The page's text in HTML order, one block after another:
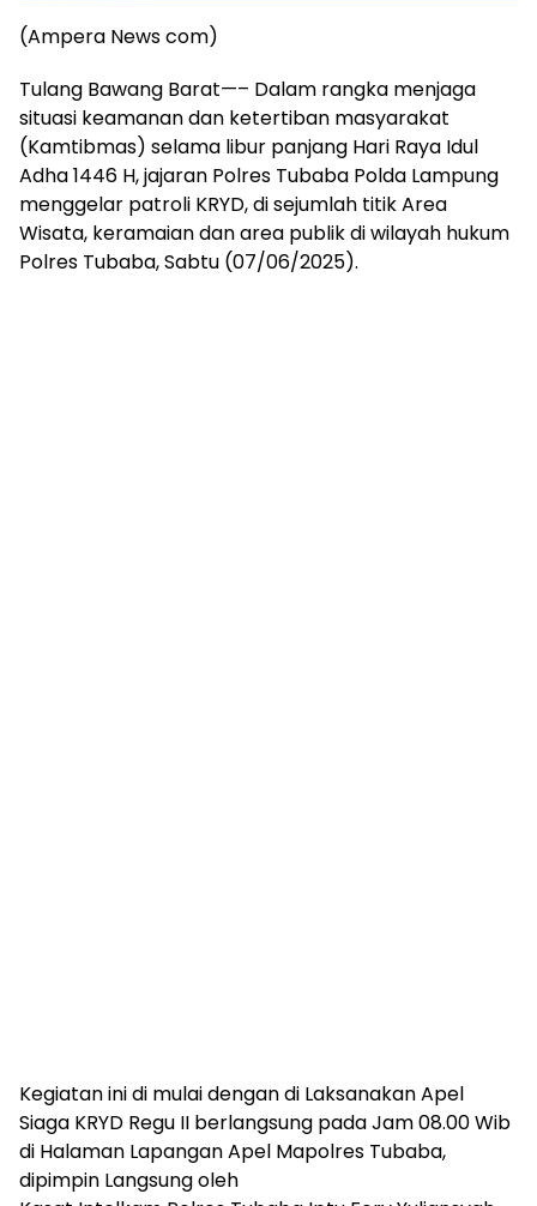
lebih
bergaya
trendi,
mengandung
unsur
edukasi,
gaya
hidup,
hiburan,
(Ampera News com)
Tulang Bawang Barat—– Dalam rangka menjaga
situasi keamanan dan ketertiban masyarakat
(Kamtibmas) selama libur panjang Hari Raya Idul
Adha 1446 H, jajaran Polres Tubaba Polda Lampung
menggelar patroli KRYD, di sejumlah titik Area
Wisata, keramaian dan area publik di wilayah hukum
Polres Tubaba, Sabtu (07/06/2025).
Kegiatan ini di mulai dengan di Laksanakan Apel
Siaga KRYD Regu II berlangsung pada Jam 08.00 Wib
di Halaman Lapangan Apel Mapolres Tubaba,
dipimpin Langsung oleh